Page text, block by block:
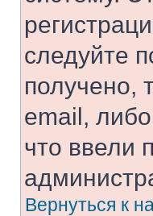
следуйте
получено,
email,
что ввели
Вернуться к